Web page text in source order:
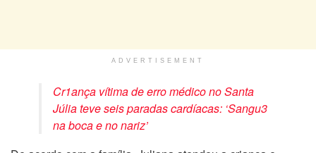
ADVERTISEMENT
Cr1ança vítima de erro médico no Santa
Júlia teve seis paradas cardíacas: ‘Sangu3
na boca e no nariz’